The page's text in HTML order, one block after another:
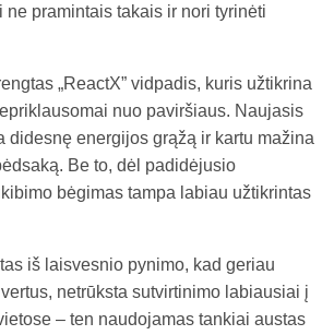
ne pramintais takais ir nori tyrinėti
„ReactX” vidpadis, kuris užtikrina
nuo paviršiaus. Naujasis
didesnę energijos grąžą ir kartu mažina
Be to, dėl padidėjusio
bėgimas tampa labiau užtikrintas
iš laisvesnio pynimo, kad geriau
netrūksta sutvirtinimo labiausiai į
– ten naudojamas tankiai austas